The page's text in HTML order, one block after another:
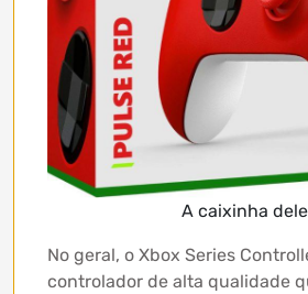
A caixinha
No geral, o Xbox Series
controlador de alta qualidade